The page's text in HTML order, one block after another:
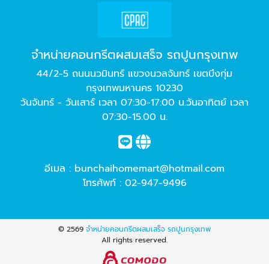
จำหน่ายคอนกรีตผสมเสร็จ รถปูนกรุงเทพ
44/2-5 ถนนนวมินทร์ แขวงนวลจันทร์ เขตบึงกุ่ม
กรุงเทพมหานคร 10230
วันจันทร์ - วันเสาร์ เวลา 07:30-17:00 น.วันอาทิตย์ เวลา
07:30-15.00 น.
อีเมล : bunchaihomemart@hotmail.com
โทรศัพท์ : 02-947-9496
© 2569 จำหน่ายคอนกรีตผสมเสร็จ รถปูนกรุงเทพ
All rights reserved.